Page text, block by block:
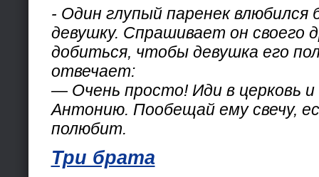
- Один глупый паренек влюбился
девушку. Спрашивает он своего
добиться, чтобы девушка его
отвечает:
— Очень просто! Иди в церковь
Антонию. Пообещай ему свечу,
полюбит.
Три брата